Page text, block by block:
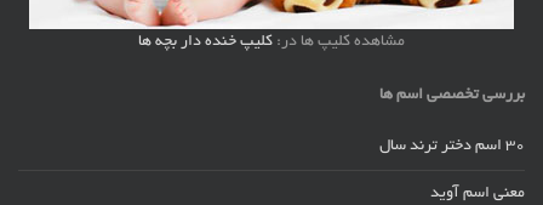
مشاهده کلیپ ها در: کلیپ خنده دار بچه ها
بررسی تخصصی اسم ها
30 اسم دختر ترند سال
معنی اسم آوید